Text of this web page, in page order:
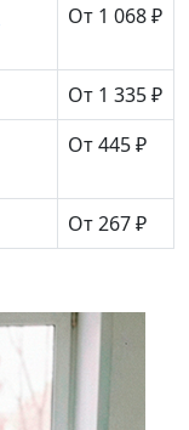
От 1 068 ₽
От 1 335 ₽
От 445 ₽
От 267 ₽